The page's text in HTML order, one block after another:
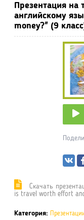
Презентация на
английскому
money?" (9
Cкачать
is travel worth effort
Категория: